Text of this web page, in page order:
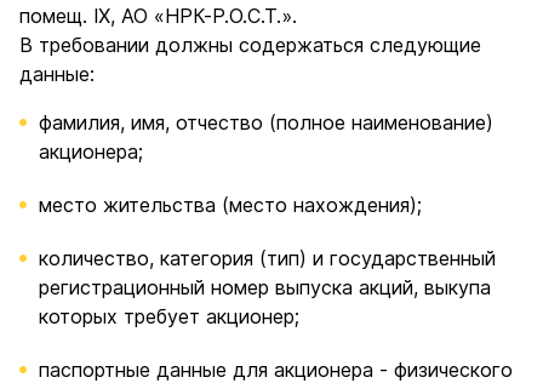
помещ. IX, АО «НРК-Р.О.С.Т.».
В требовании должны содержаться следующие
данные:
фамилия, имя, отчество (полное наименование)
акционера;
место жительства (место нахождения);
количество, категория (тип) и государственный
регистрационный номер выпуска акций, выкупа
которых требует акционер;
паспортные данные для акционера - физического